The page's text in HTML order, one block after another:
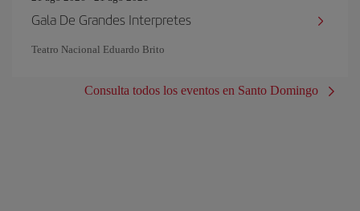
Gala De Grandes Interpretes
Teatro Nacional Eduardo Brito
Consulta todos los eventos en Santo Domingo